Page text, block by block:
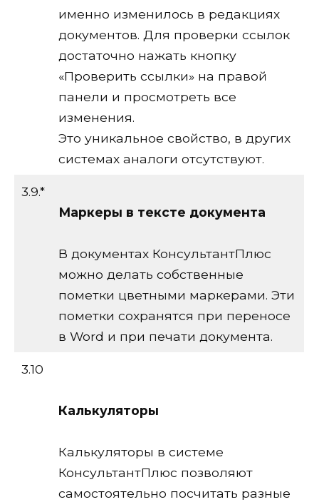
именно изменилось в редакциях
документов. Для проверки ссылок
достаточно нажать кнопку
«Проверить ссылки» на правой
панели и просмотреть все
изменения.
Это уникальное свойство, в других
системах аналоги отсутствуют.
3.9.*
Маркеры в тексте документа
В документах КонсультантПлюс
можно делать собственные
пометки цветными маркерами. Эти
пометки сохранятся при переносе
в Word и при печати документа.
3.10
Калькуляторы
Калькуляторы в системе
КонсультантПлюс позволяют
самостоятельно посчитать разные